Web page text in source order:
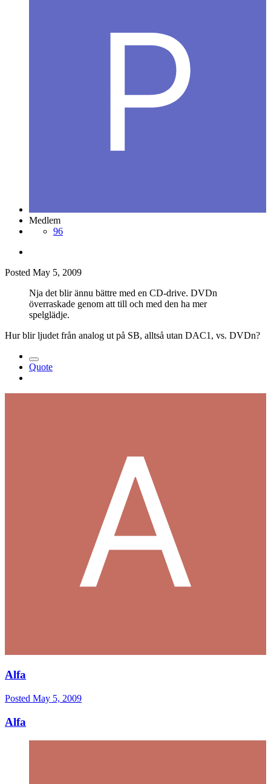
Medlem
96
Posted May 5, 2009
Nja det blir ännu bättre med en CD-drive. DVDn
överraskade genom att till och med den ha mer
spelglädje.
Hur blir ljudet från analog ut på SB, alltså utan DAC1, vs. DVDn?
Quote
Alfa
Posted May 5, 2009
Alfa